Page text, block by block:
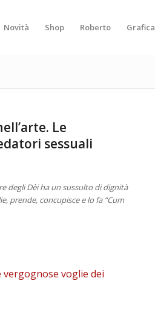
Novità Shop Roberto Grafica
Le
sessuali
degli Dèi ha un sussulto di dignità
prende, concupisce e lo fa “Cum
vergognose voglie dei